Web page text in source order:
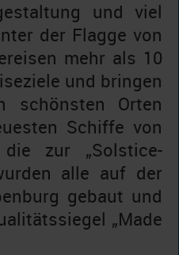
und viel
der Flagge von
mehr als 10
und bringen
schönsten Orten
Schiffe von
zur „Solstice-
alle auf der
gebaut und
„Made